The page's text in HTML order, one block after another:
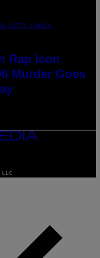
GETTY IMAGES
Rap Icon
Murder Goes